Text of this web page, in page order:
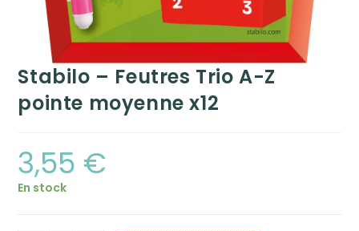
Stabilo – Feutres Trio A-Z
pointe moyenne x12
3,55 €
En stock